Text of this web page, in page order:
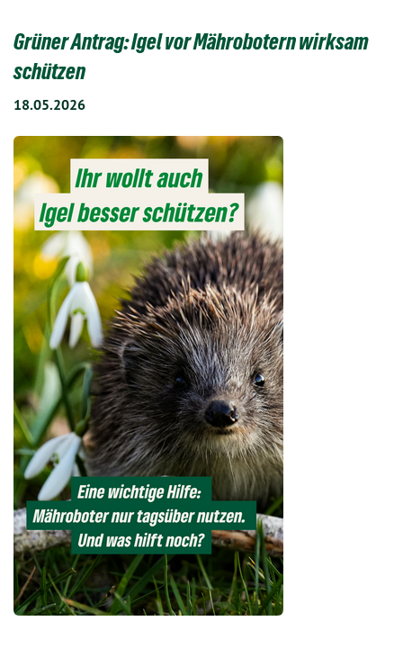
Grüner Antrag: Igel vor Mährobotern wirksam
schützen
18.05.2026